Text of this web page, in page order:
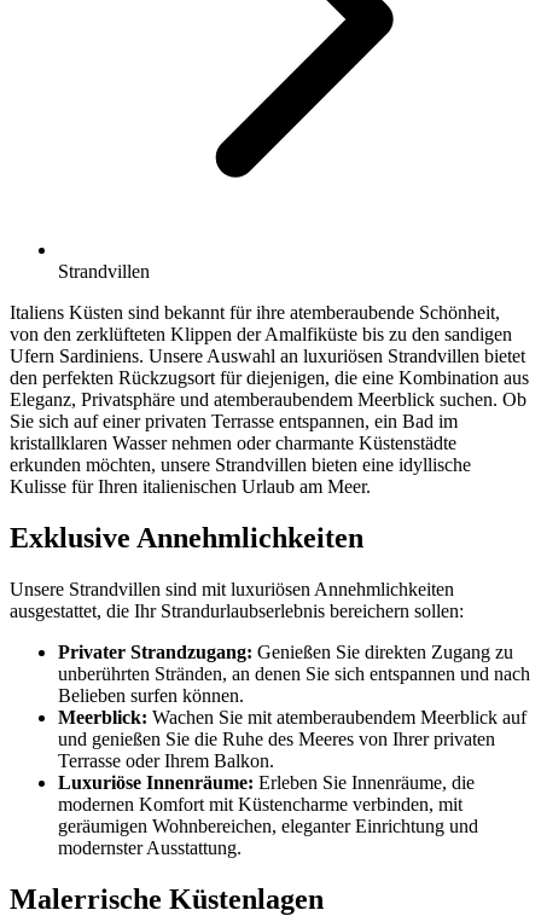
Strandvillen
Italiens Küsten sind bekannt für ihre atemberaubende Schönheit,
von den zerklüfteten Klippen der Amalfiküste bis zu den sandigen
Ufern Sardiniens. Unsere Auswahl an luxuriösen Strandvillen bietet
den perfekten Rückzugsort für diejenigen, die eine Kombination aus
Eleganz, Privatsphäre und atemberaubendem Meerblick suchen. Ob
Sie sich auf einer privaten Terrasse entspannen, ein Bad im
kristallklaren Wasser nehmen oder charmante Küstenstädte
erkunden möchten, unsere Strandvillen bieten eine idyllische
Kulisse für Ihren italienischen Urlaub am Meer.
Exklusive Annehmlichkeiten
Unsere Strandvillen sind mit luxuriösen Annehmlichkeiten
ausgestattet, die Ihr Strandurlaubserlebnis bereichern sollen:
Privater Strandzugang: Genießen Sie direkten Zugang zu
unberührten Stränden, an denen Sie sich entspannen und nach
Belieben surfen können.
Meerblick: Wachen Sie mit atemberaubendem Meerblick auf
und genießen Sie die Ruhe des Meeres von Ihrer privaten
Terrasse oder Ihrem Balkon.
Luxuriöse Innenräume: Erleben Sie Innenräume, die
modernen Komfort mit Küstencharme verbinden, mit
geräumigen Wohnbereichen, eleganter Einrichtung und
modernster Ausstattung.
Malerrische Küstenlagen